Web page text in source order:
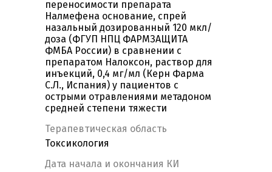
переносимости препарата
Налмефена основание, спрей
назальный дозированный 120 мкл/
доза (ФГУП НПЦ ФАРМЗАЩИТА
ФМБА России) в сравнении с
препаратом Налоксон, раствор для
инъекций, 0,4 мг/мл (Керн Фарма
С.Л., Испания) у пациентов с
острыми отравлениями метадоном
средней степени тяжести
Терапевтическая область
Токсикология
Дата начала и окончания КИ